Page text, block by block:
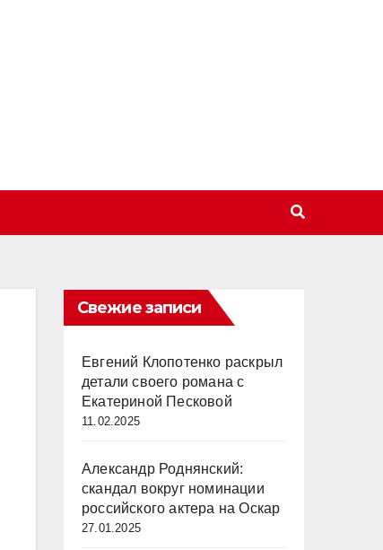
Свежие записи
Евгений Клопотенко раскрыл
детали своего романа с
Екатериной Песковой
11.02.2025
Александр Роднянский:
скандал вокруг номинации
российского актера на Оскар
27.01.2025